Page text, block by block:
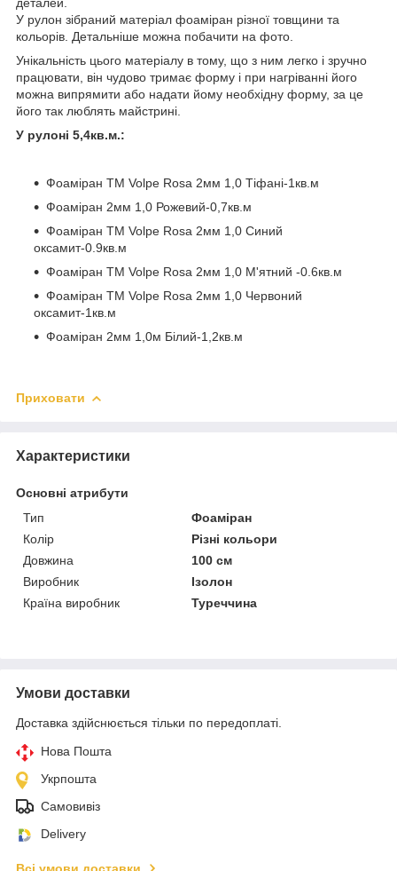
У рулон зібраний матеріал фоаміран різної товщини та
кольорів. Детальніше можна побачити на фото.
Унікальність цього матеріалу в тому, що з ним легко і зручно
працювати, він чудово тримає форму і при нагріванні його
можна випрямити або надати йому необхідну форму, за це
його так люблять майстрині.
У рулоні 5,4кв.м.:
Фоаміран TM Volpe Rosa 2мм 1,0 Тіфані-1кв.м
Фоаміран 2мм 1,0 Рожевий-0,7кв.м
Фоаміран TM Volpe Rosa 2мм 1,0 Синий
оксамит-0.9кв.м
Фоаміран TM Volpe Rosa 2мм 1,0 М'ятний -0.6кв.м
Фоаміран TM Volpe Rosa 2мм 1,0 Червоний
оксамит-1кв.м
Фоаміран 2мм 1,0м Білий-1,2кв.м
Приховати
Характеристики
Основні атрибути
Тип
Фоаміран
Колір
Різні кольори
Довжина
100 см
Виробник
Ізолон
Країна виробник
Туреччина
Умови доставки
Доставка здійснюється тільки по передоплаті.
Нова Пошта
Укрпошта
Самовивіз
Delivery
Всі умови доставки